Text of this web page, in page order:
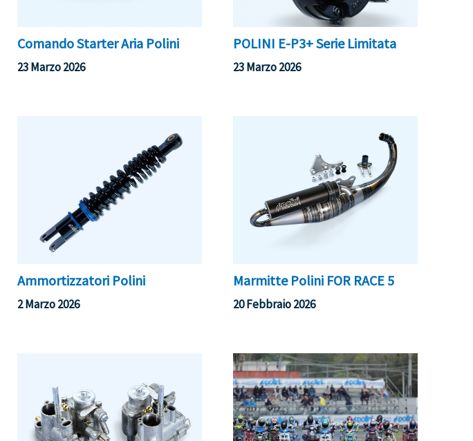
Comando Starter Aria Polini
23 Marzo 2026
POLINI E-P3+ Serie Limitata
23 Marzo 2026
Ammortizzatori Polini
2 Marzo 2026
Marmitte Polini FOR RACE 5
20 Febbraio 2026